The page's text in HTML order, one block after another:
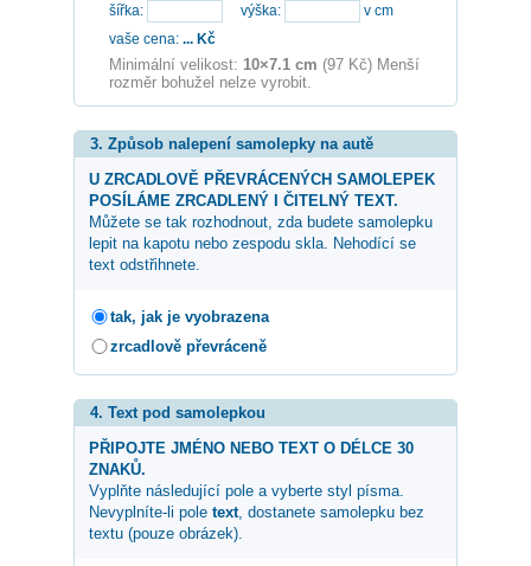
šířka:
výška:
v cm
vaše cena: ... Kč
Minimální velikost: 10×7.1 cm (97 Kč) Menší
rozměr bohužel nelze vyrobit.
3. Způsob nalepení samolepky na autě
U ZRCADLOVĚ PŘEVRÁCENÝCH SAMOLEPEK
POSÍLÁME ZRCADLENÝ I ČITELNÝ TEXT.
Můžete se tak rozhodnout, zda budete samolepku
lepit na kapotu nebo zespodu skla. Nehodící se
text odstřihnete.
tak, jak je vyobrazena
zrcadlově převráceně
4. Text pod samolepkou
PŘIPOJTE JMÉNO NEBO TEXT O DÉLCE 30
ZNAKŮ.
Vyplňte následující pole a vyberte styl písma.
Nevyplníte-li pole text, dostanete samolepku bez
textu (pouze obrázek).